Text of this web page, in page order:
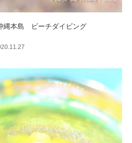
縄本島 ビーチダイビング